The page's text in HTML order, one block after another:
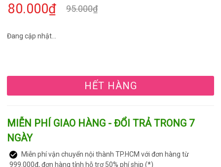
80.000₫ 95.000₫
Đang cập nhật...
HẾT HÀNG
MIỄN PHÍ GIAO HÀNG - ĐỔI TRẢ TRONG 7
NGÀY
Miễn phí vận chuyển nội thành TP.HCM với đơn hàng từ
999.000đ, đơn hàng tỉnh hỗ trợ 50% phí ship (*)